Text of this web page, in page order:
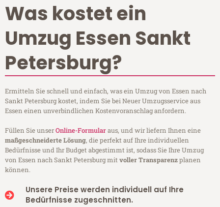
Was kostet ein
Umzug Essen Sankt
Petersburg?
Ermitteln Sie schnell und einfach, was ein Umzug von Essen nach
Sankt Petersburg kostet, indem Sie bei Neuer Umzugsservice aus
Essen einen unverbindlichen Kostenvoranschlag anfordern.
Füllen Sie unserOnline-Formularaus, und wir liefern Ihnen eine
maßgeschneiderte Lösung, die perfekt auf Ihre individuellen
Bedürfnisse und Ihr Budget abgestimmt ist, sodass Sie Ihre Umzug
von Essen nach Sankt Petersburg mitvoller Transparenzplanen
können.
Unsere Preise werden individuell auf Ihre
Bedürfnisse zugeschnitten.